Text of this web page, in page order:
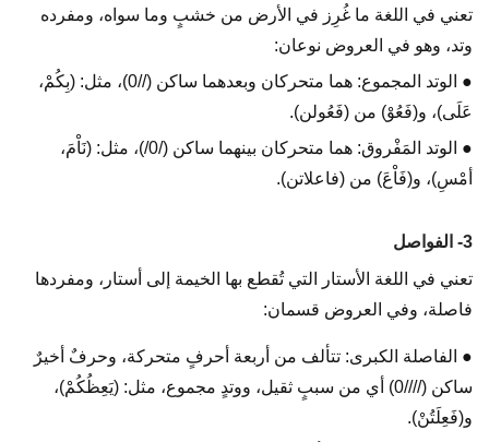
تعني في اللغة ما غُرِز في الأرض من خشبٍ وما سواه، ومفرده
وتد، وهو في العروض نوعان:
● الوتد المجموع: هما متحركان وبعدهما ساكن (//0)، مثل: (بِكُمْ،
عَلَى)، و(فَعُوْ) من (فَعُولن).
● الوتد المَفْروق: هما متحركان بينهما ساكن (/0/)، مثل: (نَاْمَ،
أمْسِ)، و(فَاْعَ) من (فاعلاتن).
3- الفواصل
تعني في اللغة الأستار التي تُقطع بها الخيمة إلى أستار، ومفردها
فاصلة، وفي العروض قسمان:
● الفاصلة الكبرى: تتألف من أربعة أحرفٍ متحركة، وحرفٌ أخيرٌ
ساكن (////0) أي من سببٍ ثقيل، ووتدٍ مجموع، مثل: (يَعِظُكُمْ)،
و(فَعِلَتُنْ).